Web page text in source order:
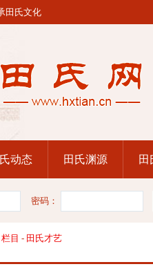
田氏文化
动态 田氏渊源 田
密码：
栏目 - 田氏才艺